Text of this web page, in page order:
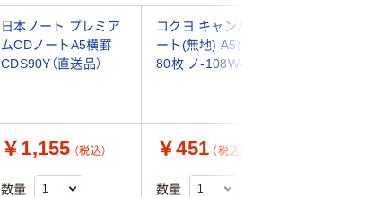
日本ノート プレミア
ムCDノートA5横罫
CDS90Y（直送品）
コクヨ キャンパスノ
ート(無地) A5(3号)
80枚 ノ-108W-M 1冊
￥1,155 （税込）
数量
￥451 （税込）
数量